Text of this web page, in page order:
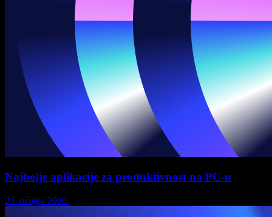
Najbolje aplikacije za produktivnost na PC-u
23. ožujka 2026.